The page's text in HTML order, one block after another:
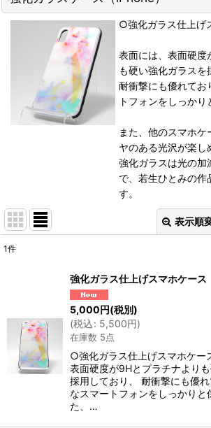
○強化ガラス仕上げ
表面には、表面硬度
も硬い強化ガラスを
耐衝撃にも優れてお
トフォンをしっかり
また、他のスマホ
ヤのある光沢が楽し
強化ガラスは光の加
で、若生ひとみの作
す。
表示順
1件
強化ガラス仕上げスマホケース
5,000円(税別)
(税込: 5,500円)
在庫数 5点
○強化ガラス仕上げスマホケー
表面硬度が9Hとプラチナより
採用しており、 耐衝撃にも優
なスマートフォンをしっかりと
た、…